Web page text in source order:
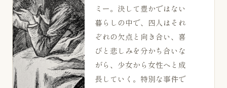
ミー。決して豊かではない
暮らしの中で、四人はそれ
ぞれの欠点と向き合い、喜
びと悲しみを分かち合いな
がら、少女から女性へと成
長していく。特別な事件で